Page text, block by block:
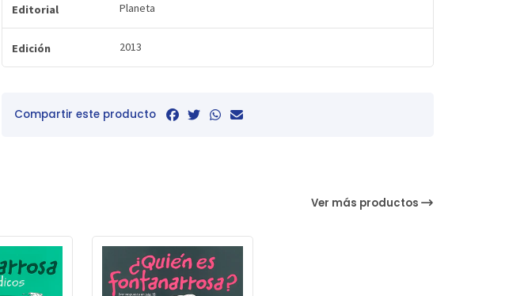
Editorial Planeta
Edición 2013
Compartir este producto
Ver más productos